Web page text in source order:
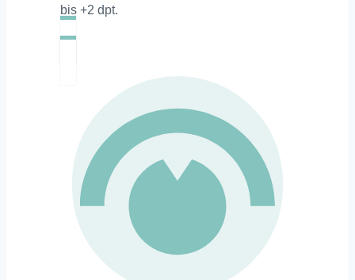
bis +2 dpt.